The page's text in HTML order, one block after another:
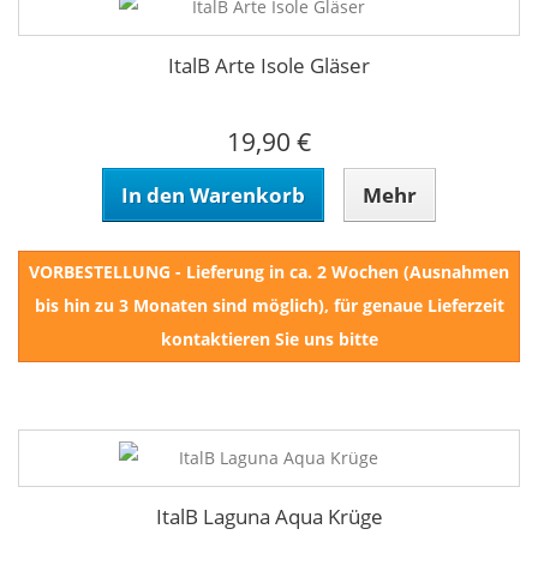
ItalB Arte Isole Gläser
19,90 €
In den Warenkorb Mehr
VORBESTELLUNG - Lieferung in ca. 2 Wochen (Ausnahmen
bis hin zu 3 Monaten sind möglich), für genaue Lieferzeit
kontaktieren Sie uns bitte
ItalB Laguna Aqua Krüge